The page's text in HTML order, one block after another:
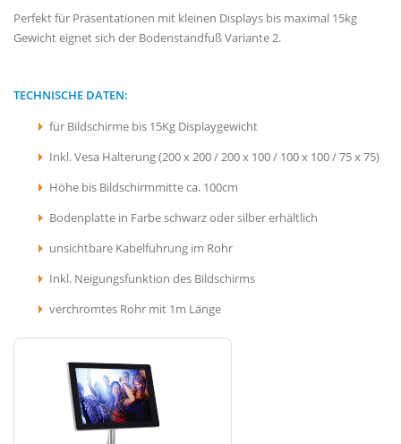
Perfekt für Präsentationen mit kleinen Displays bis maximal 15kg
Gewicht eignet sich der Bodenstandfuß Variante 2.
TECHNISCHE DATEN:
für Bildschirme bis 15Kg Displaygewicht
Inkl. Vesa Halterung (200 x 200 / 200 x 100 / 100 x 100 / 75 x 75)
Höhe bis Bildschirmmitte ca. 100cm
Bodenplatte in Farbe schwarz oder silber erhältlich
unsichtbare Kabelführung im Rohr
Inkl. Neigungsfunktion des Bildschirms
verchromtes Rohr mit 1m Länge